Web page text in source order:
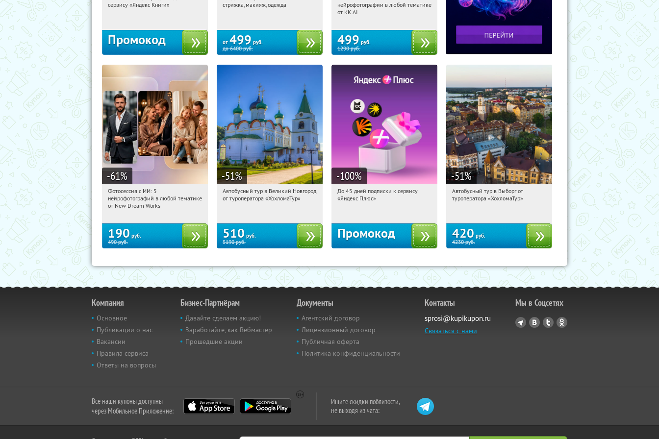
сервису «Яндекс Книги»
Промокод
стрижка, макияж, одежда
от 499 руб.
до6400руб.
Россия
нейрофотографии в любой тематике
от KK AI
499 руб.
1290руб.
-61%
10:56:52
Россия
Фотосессия с ИИ: 5
нейрофотографий в любой тематике
от New Dream Works
190 руб.
490руб.
-51%
10:56:52 Купили:2
Автобусный тур в Великий Новгород
от туроператора «ХохломаТур»
510 руб.
5190руб.
-100%
10:56:52 Получили:
До 45 дней подписки к сервису
«Яндекс Плюс»
Промокод
-51%
10:56:52 Купили:
Автобусный тур в Выборг от
туроператора «ХохломаТур»
420 руб.
4230руб.
Компания
Основное
Публикации о нас
Вакансии
Правила сервиса
Ответы на вопросы
Бизнес-Партнёрам
Давайте сделаем акцию!
Заработайте, как Вебмастер
Прошедшие акции
Документы
Агентский договор
Лицензионный договор
Публичная оферта
Политика конфиденциальности
Контакты
sprosi@kupikupon.ru
Связаться с нами
Мы в Соцсетях
Все наши купоны доступны
через Мобильное Приложение:
Ищите скидки поблизости,
не выходя из чата: